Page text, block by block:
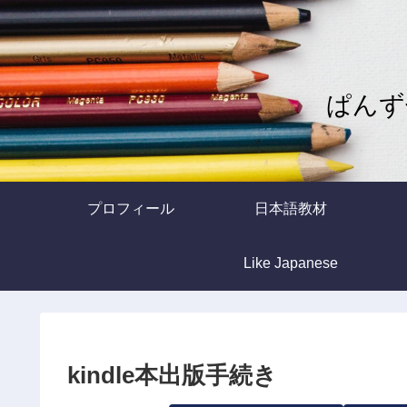
ぱん
プロフィール 日本語教材
Like Japanese
kindle本出版手続き